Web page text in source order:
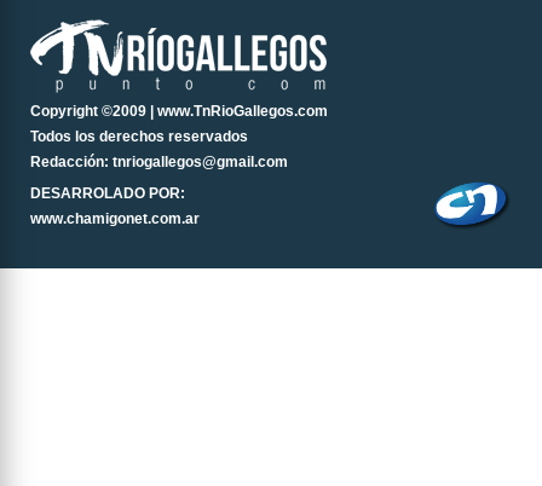
Copyright ©2009 | www.TnRioGallegos.com
Todos los derechos reservados
Redacción: tnriogallegos@gmail.com
DESARROLADO POR:
www.chamigonet.com.ar